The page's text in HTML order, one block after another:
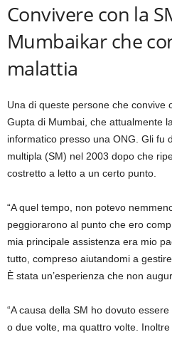
Convivere con la
Mumbaikar che
malattia
Una di queste persone che convive
Gupta di Mumbai, che attualmente
informatico presso una ONG. Gli fu
multipla (SM) nel 2003 dopo che
costretto a letto a un certo punto.
“A quel tempo, non potevo
peggiorarono al punto che ero
mia principale assistenza era mio
tutto, compreso aiutandomi a
È stata un’esperienza che non
“A causa della SM ho dovuto
o due volte, ma quattro volte.